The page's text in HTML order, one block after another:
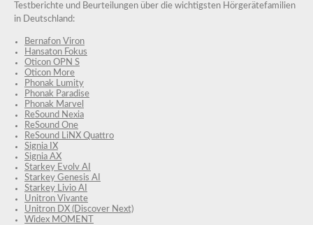
Testberichte und Beurteilungen über die wichtigsten Hörgerätefamilien
in Deutschland:
Bernafon Viron
Hansaton Fokus
Oticon OPN S
Oticon More
Phonak Lumity
Phonak Paradise
Phonak Marvel
ReSound Nexia
ReSound One
ReSound LiNX Quattro
Signia IX
Signia AX
Starkey Evolv AI
Starkey Genesis AI
Starkey Livio AI
Unitron Vivante
Unitron DX (Discover Next)
Widex MOMENT